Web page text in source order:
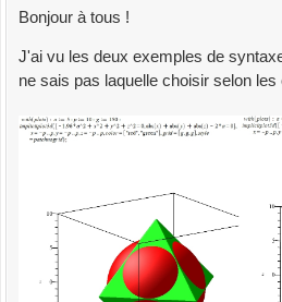
Bonjour à tous !
J'ai vu les deux exemples de
ne sais pas laquelle choisir selon les